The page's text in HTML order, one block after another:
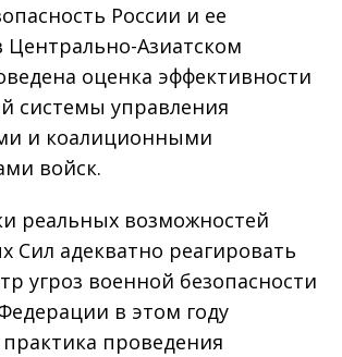
России и ее
Центрально-Азиатском
оценка эффективности
системы управления
и коалиционными
войск.
реальных возможностей
Сил адекватно реагировать
угроз военной безопасности
в этом году
проведения